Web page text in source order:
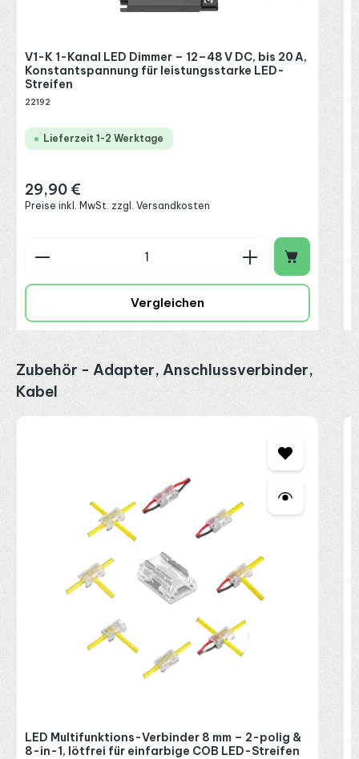
V1-K 1-Kanal LED Dimmer – 12–48 V DC, bis 20 A,
Konstantspannung für leistungsstarke LED-
Streifen
22192
Lieferzeit 1-2 Werktage
Regulärer Preis:
29,90 €
Preise inkl. MwSt. zzgl. Versandkosten
Produkt Anzahl: Gib den gewünschten Wert
Vergleichen
Produktgalerie überspringen
Zubehör - Adapter, Anschlussverbinder,
Kabel
LED Multifunktions-Verbinder 8 mm – 2-polig &
8-in-1, lötfrei für einfarbige COB LED-Streifen